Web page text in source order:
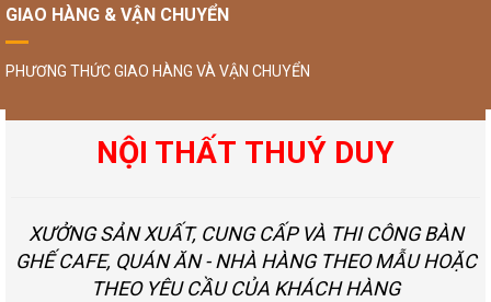
GIAO HÀNG & VẬN CHUYỂN
PHƯƠNG THỨC GIAO HÀNG VÀ VẬN CHUYỂN
NỘI THẤT THUÝ DUY
XƯỞNG SẢN XUẤT, CUNG CẤP VÀ THI CÔNG BÀN
GHẾ CAFE, QUÁN ĂN - NHÀ HÀNG THEO MẪU HOẶC
THEO YÊU CẦU CỦA KHÁCH HÀNG